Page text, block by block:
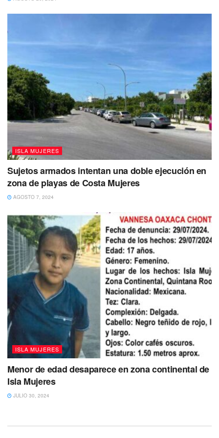
Tags: Atenea Gómez Ricalde Isla Mujeres
ISLA MUJERES
Sujetos armados intentan una doble ejecución en
zona de playas de Costa Mujeres
AGOSTO 7, 2024
ISLA MUJERES
Menor de edad desaparece en zona continental de
Isla Mujeres
JULIO 30, 2024